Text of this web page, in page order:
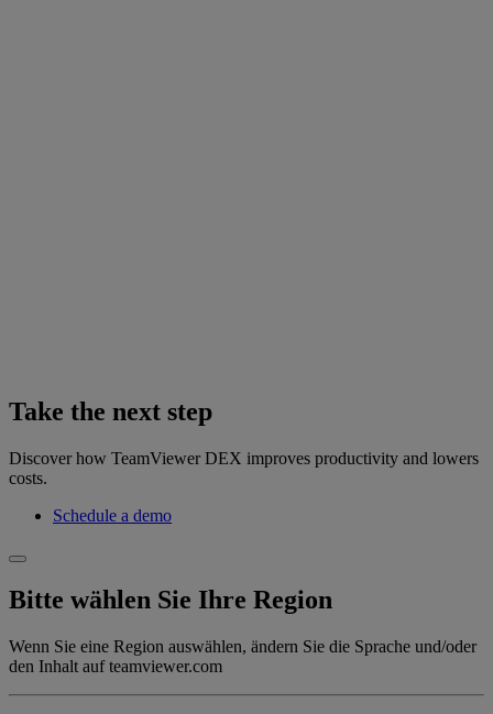
Take the next step
Discover how TeamViewer DEX improves productivity and lowers
costs.
Schedule a demo
Bitte wählen Sie Ihre Region
Wenn Sie eine Region auswählen, ändern Sie die Sprache und/oder
den Inhalt auf teamviewer.com